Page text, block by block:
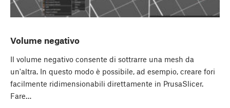
Volume negativo
Il volume negativo consente di sottrarre una mesh da
un'altra. In questo modo è possibile, ad esempio, creare fori
facilmente ridimensionabili direttamente in PrusaSlicer.
Fare…